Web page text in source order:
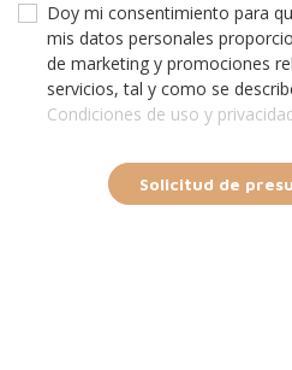
Doy mi consentimiento para
mis datos personales
de marketing y promociones
servicios, tal y como se
Condiciones de uso y
Solicitud de